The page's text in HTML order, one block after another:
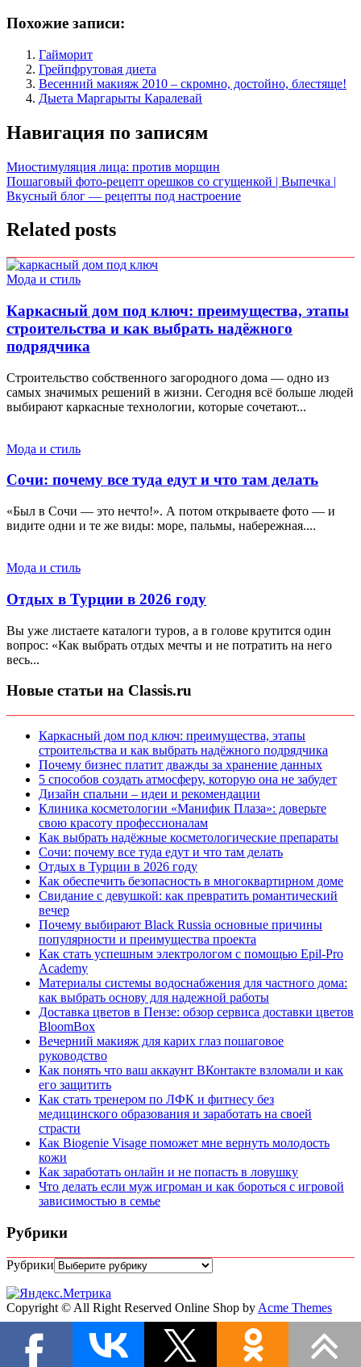
Похожие записи:
Гайморит
Грейпфрутовая диета
Весенний макияж 2010 – скромно, достойно, блестяще!
Дыета Маргарыты Каралевай
Навигация по записям
Миостимуляция лица: против морщин
Пошаговый фото-рецепт орешков со сгущенкой | Выпечка |
Вкусный блог — рецепты под настроение
Related posts
Мода и стиль
Каркасный дом под ключ: преимущества, этапы
строительства и как выбрать надёжного
подрядчика
Строительство собственного загородного дома — одно из
самых значимых решений в жизни. Сегодня всё больше людей
выбирают каркасные технологии, которые сочетают...
Мода и стиль
Сочи: почему все туда едут и что там делать
«Был в Сочи — это нечто!». А потом открываете фото — и
видите одни и те же виды: море, пальмы, набережная....
Мода и стиль
Отдых в Турции в 2026 году
Вы уже листаете каталоги туров, а в голове крутится один
вопрос: «Как выбрать отдых мечты и не потратить на него
весь...
Новые статьи на Classis.ru
Каркасный дом под ключ: преимущества, этапы
строительства и как выбрать надёжного подрядчика
Почему бизнес платит дважды за хранение данных
5 способов создать атмосферу, которую она не забудет
Дизайн спальни – идеи и рекомендации
Клиника косметологии «Манифик Плаза»: доверьте
свою красоту профессионалам
Как выбрать надёжные косметологические препараты
Сочи: почему все туда едут и что там делать
Отдых в Турции в 2026 году
Как обеспечить безопасность в многоквартирном доме
Свидание с девушкой: как превратить романтический
вечер
Почему выбирают Black Russia основные причины
популярности и преимущества проекта
Как стать успешным электрологом с помощью Epil-Pro
Academy
Материалы системы водоснабжения для частного дома:
как выбрать основу для надежной работы
Доставка цветов в Пензе: обзор сервиса доставки цветов
BloomBox
Вечерний макияж для карих глаз пошаговое
руководство
Как понять что ваш аккаунт ВКонтакте взломали и как
его защитить
Как стать тренером по ЛФК и фитнесу без
медицинского образования и заработать на своей
страсти
Как Biogenie Visage поможет мне вернуть молодость
кожи
Как заработать онлайн и не попасть в ловушку
Что делать если муж игроман и как бороться с игровой
зависимостью в семье
Рубрики
Рубрики
Copyright © All Right Reserved Online Shop by Acme Themes